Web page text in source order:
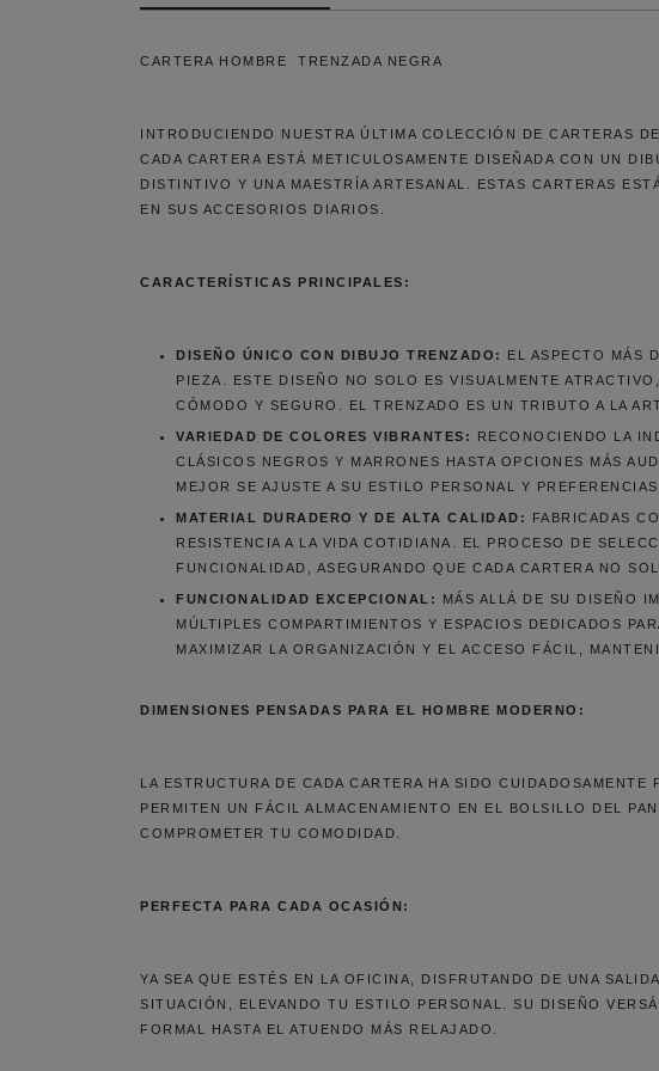
CARTERA HOMBRE TRENZADA NEGRA
INTRODUCIENDO NUESTRA ÚLTIMA COLECCIÓN DE CARTERAS
CADA CARTERA ESTÁ METICULOSAMENTE DISEÑADA CON UN
DISTINTIVO Y UNA MAESTRÍA ARTESANAL. ESTAS CARTERAS
EN SUS ACCESORIOS DIARIOS.
CARACTERÍSTICAS PRINCIPALES:
DISEÑO ÚNICO CON DIBUJO TRENZADO:
EL ASPECTO MÁS
PIEZA. ESTE DISEÑO NO SOLO ES VISUALMENTE
CÓMODO Y SEGURO. EL TRENZADO ES UN TRIBUTO A LA
VARIEDAD DE COLORES VIBRANTES:
RECONOCIENDO LA
CLÁSICOS NEGROS Y MARRONES HASTA OPCIONES MÁS
MEJOR SE AJUSTE A SU ESTILO PERSONAL Y
MATERIAL DURADERO Y DE ALTA CALIDAD:
FABRICADAS
RESISTENCIA A LA VIDA COTIDIANA. EL PROCESO DE
FUNCIONALIDAD, ASEGURANDO QUE CADA CARTERA NO
FUNCIONALIDAD EXCEPCIONAL:
MÁS ALLÁ DE SU DISEÑO
MÚLTIPLES COMPARTIMIENTOS Y ESPACIOS DEDICADOS
MAXIMIZAR LA ORGANIZACIÓN Y EL ACCESO FÁCIL,
DIMENSIONES PENSADAS PARA EL HOMBRE MODERNO:
LA ESTRUCTURA DE CADA CARTERA HA SIDO
PERMITEN UN FÁCIL ALMACENAMIENTO EN EL BOLSILLO DEL
COMPROMETER TU COMODIDAD.
PERFECTA PARA CADA OCASIÓN:
YA SEA QUE ESTÉS EN LA OFICINA, DISFRUTANDO DE UNA
SITUACIÓN, ELEVANDO TU ESTILO PERSONAL. SU DISEÑO
FORMAL HASTA EL ATUENDO MÁS RELAJADO.